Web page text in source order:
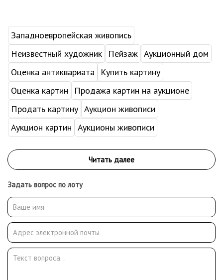
Западноевропейская живопись
Неизвестный художник
Пейзаж Аукционный дом
Оценка антиквариата
Купить картину
Оценка картин
Продажа картин на аукционе
Продать картину Аукцион живописи
Аукцион картин Аукционы живописи
Задать вопрос по лоту